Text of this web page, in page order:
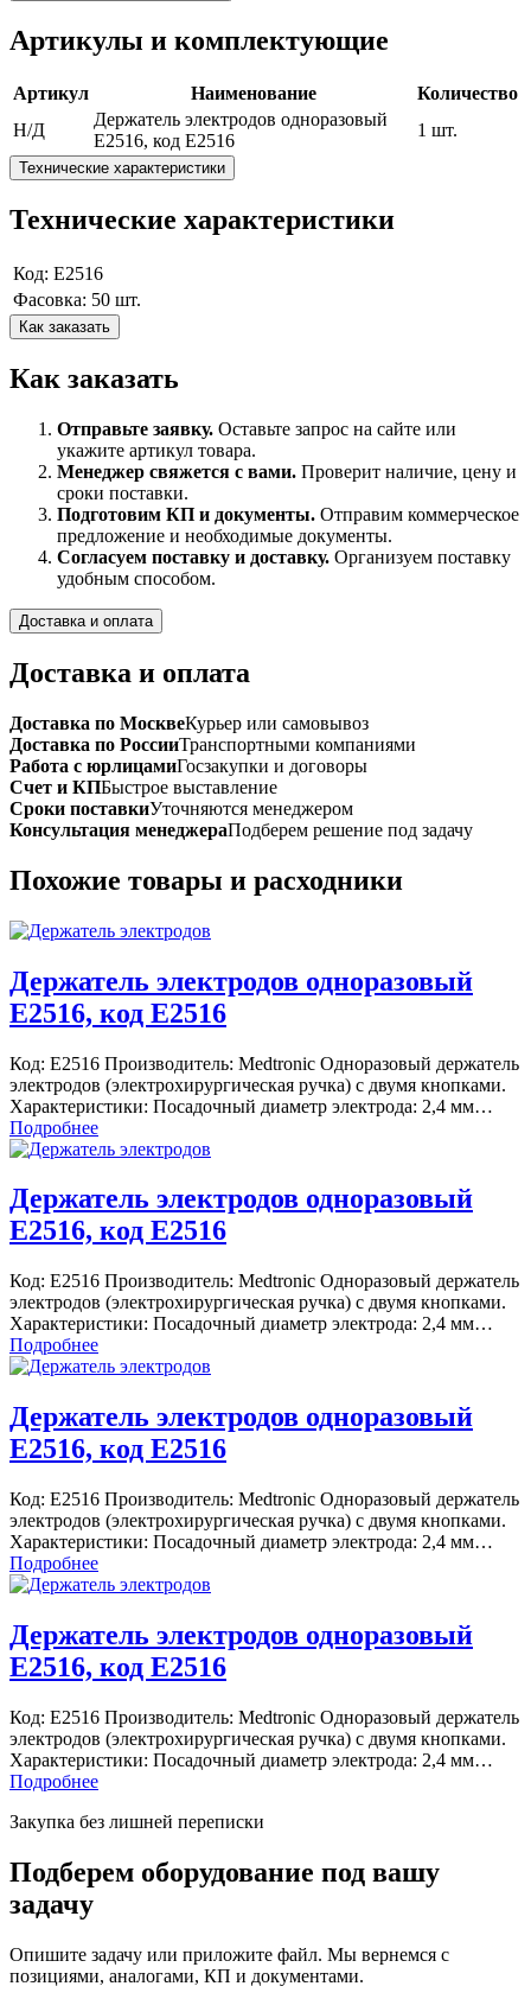
Артикулы и комплектующие
Артикул Наименование
Количество
Н/Д
Держатель электродов одноразовый
E2516, код E2516
1 шт.
Технические характеристики
Технические характеристики
Код: E2516
Фасовка: 50 шт.
Как заказать
Как заказать
Отправьте заявку. Оставьте запрос на сайте или
укажите артикул товара.
Менеджер свяжется с вами. Проверит наличие, цену и
сроки поставки.
Подготовим КП и документы. Отправим коммерческое
предложение и необходимые документы.
Согласуем поставку и доставку. Организуем поставку
удобным способом.
Доставка и оплата
Доставка и оплата
Доставка по МосквеКурьер или самовывоз
Доставка по РоссииТранспортными компаниями
Работа с юрлицамиГосзакупки и договоры
Счет и КПБыстрое выставление
Сроки поставкиУточняются менеджером
Консультация менеджераПодберем решение под задачу
Похожие товары и расходники
Держатель электродов одноразовый
E2516, код E2516
Код: E2516 Производитель: Medtronic Одноразовый держатель
электродов (электрохирургическая ручка) с двумя кнопками.
Характеристики: Посадочный диаметр электрода: 2,4 мм…
Подробнее
Держатель электродов одноразовый
E2516, код E2516
Код: E2516 Производитель: Medtronic Одноразовый держатель
электродов (электрохирургическая ручка) с двумя кнопками.
Характеристики: Посадочный диаметр электрода: 2,4 мм…
Подробнее
Держатель электродов одноразовый
E2516, код E2516
Код: E2516 Производитель: Medtronic Одноразовый держатель
электродов (электрохирургическая ручка) с двумя кнопками.
Характеристики: Посадочный диаметр электрода: 2,4 мм…
Подробнее
Держатель электродов одноразовый
E2516, код E2516
Код: E2516 Производитель: Medtronic Одноразовый держатель
электродов (электрохирургическая ручка) с двумя кнопками.
Характеристики: Посадочный диаметр электрода: 2,4 мм…
Подробнее
Закупка без лишней переписки
Подберем оборудование под вашу
задачу
Опишите задачу или приложите файл. Мы вернемся с
позициями, аналогами, КП и документами.